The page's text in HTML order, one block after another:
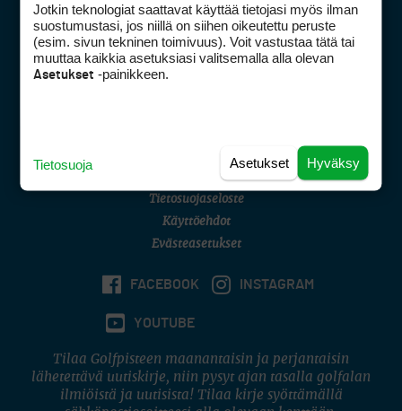
Golfpisteen yhteystiedot
DSA avoimuusraportti
Asiakaspalvelu
(digi) digi@otavamedia.fi
Tietosuojaseloste
Käyttöehdot
Evästeasetukset
FACEBOOK INSTAGRAM
YOUTUBE
Tilaa Golfpisteen maanantaisin ja perjantaisin
lähetettävä uutiskirje, niin pysyt ajan tasalla golfalan
ilmiöistä ja uutisista! Tilaa kirje syöttämällä
Jotkin teknologiat saattavat käyttää tietojasi myös ilman
suostumustasi, jos niillä on siihen oikeutettu peruste
(esim. sivun tekninen toimivuus). Voit vastustaa tätä tai
muuttaa kaikkia asetuksiasi valitsemalla alla olevan
Asetukset -painikkeen.
Hyväksy
Asetukset
Tietosuoja